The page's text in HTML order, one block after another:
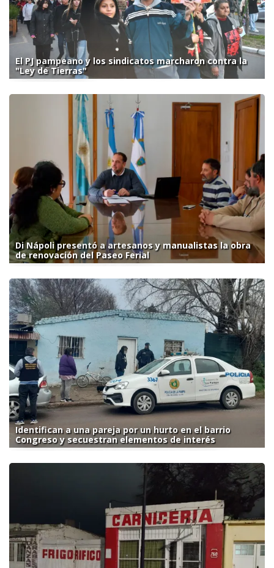
El PJ pampeano y los sindicatos marcharon contra la
"Ley de Tierras"
Di Nápoli presentó a artesanos y manualistas la obra
de renovación del Paseo Ferial
Identifican a una pareja por un hurto en el barrio
Congreso y secuestran elementos de interés